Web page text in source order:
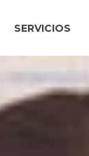
SERVICIOS